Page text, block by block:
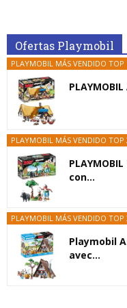
Ofertas Playmobil
PLAYMOBIL MÁS VENDIDO TOP
PLAYMOBIL MÁS VENDIDO TOP
con...
PLAYMOBIL MÁS VENDIDO TOP
Playmobil
avec...